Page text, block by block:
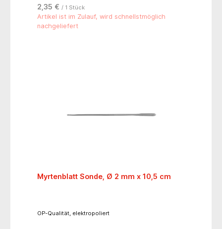
2,35 € / 1 Stück
Artikel ist im Zulauf, wird schnellstmöglich
nachgeliefert
Myrtenblatt Sonde, Ø 2 mm x 10,5 cm
OP-Qualität, elektropoliert